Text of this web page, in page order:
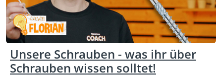
Unsere Schrauben - was ihr über
Schrauben wissen solltet!